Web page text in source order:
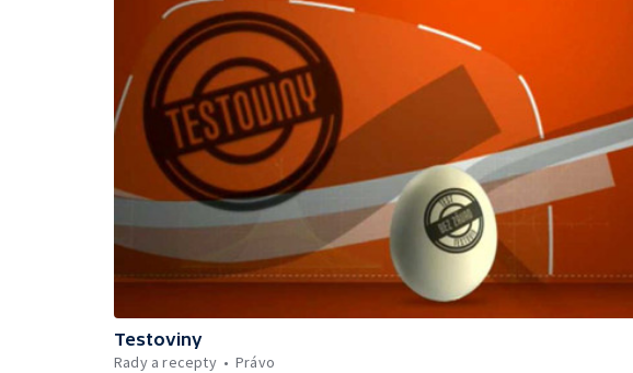
Testoviny
Rady a recepty
Právo